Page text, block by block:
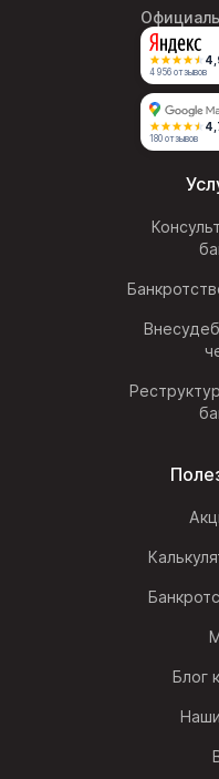
4 956 отзывов
180 отзывов
Блог